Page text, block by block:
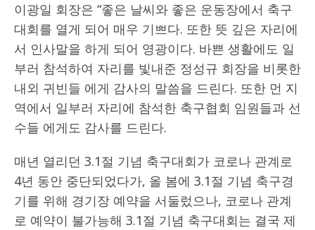
이광일 회장은 “좋은 날씨와 좋은 운동장에서 축구
대회를 열게 되어 매우 기쁘다. 또한 뜻 깊은 자리에
서 인사말을 하게 되어 영광이다. 바쁜 생활에도 일
부러 참석하여 자리를 빛내준 정성규 회장을 비롯한
내외 귀빈들 에게 감사의 말씀을 드린다. 또한 먼 지
역에서 일부러 자리에 참석한 축구협회 임원들과 선
수들 에게도 감사를 드린다.
매년 열리던 3.1절 기념 축구대회가 코로나 관계로
4년 동안 중단되었다가, 올 봄에 3.1절 기념 축구경
기를 위해 경기장 예약을 서둘렀으나, 코로나 관계
로 예약이 불가능해 3.1절 기념 축구대회는 결국 제